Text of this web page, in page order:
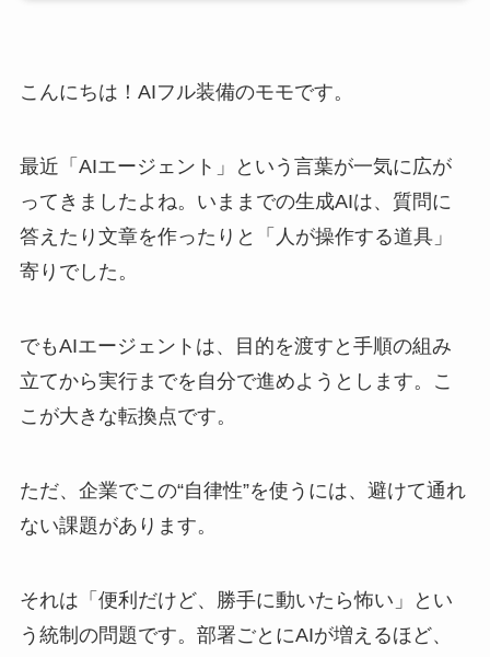
こんにちは！AIフル装備のモモです。
最近「AIエージェント」という言葉が一気に広が
ってきましたよね。いままでの生成AIは、質問に
答えたり文章を作ったりと「人が操作する道具」
寄りでした。
でもAIエージェントは、目的を渡すと手順の組み
立てから実行までを自分で進めようとします。こ
こが大きな転換点です。
ただ、企業でこの“自律性”を使うには、避けて通れ
ない課題があります。
それは「便利だけど、勝手に動いたら怖い」とい
う統制の問題です。部署ごとにAIが増えるほど、